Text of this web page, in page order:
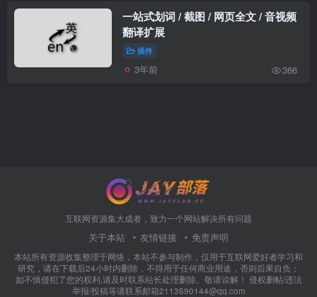
一站式划词 / 截图 / 网页全文 / 音视频
翻译扩展
插件
3年前 366
互联网资源集大成者，致力一个网站解决所有问题
关于本站 友情链接 免责声明
本站所有资源收集整理于网络，本站不参与制作，仅用于互联网爱好者学习和
研究，请在下载后24小时内删除，不得用于任何商业用途，否则后果自负；
如不慎侵犯了您的权利,请及时联系站长处理删除。敬请谅解！ 侵权删帖/违法
举报/投稿等请联系邮箱2113590144@qq.com